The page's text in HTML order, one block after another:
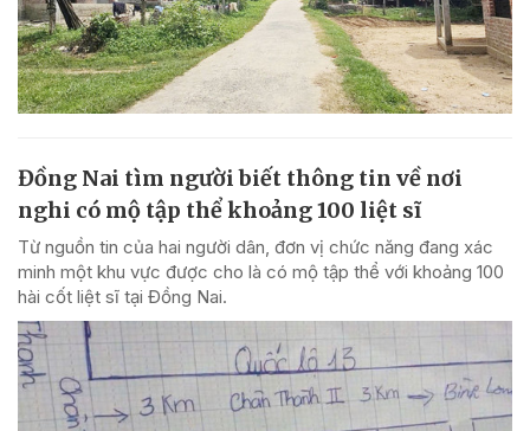
Đồng Nai tìm người biết thông tin về nơi
nghi có mộ tập thể khoảng 100 liệt sĩ
Từ nguồn tin của hai người dân, đơn vị chức năng đang xác
minh một khu vực được cho là có mộ tập thể với khoảng 100
hài cốt liệt sĩ tại Đồng Nai.